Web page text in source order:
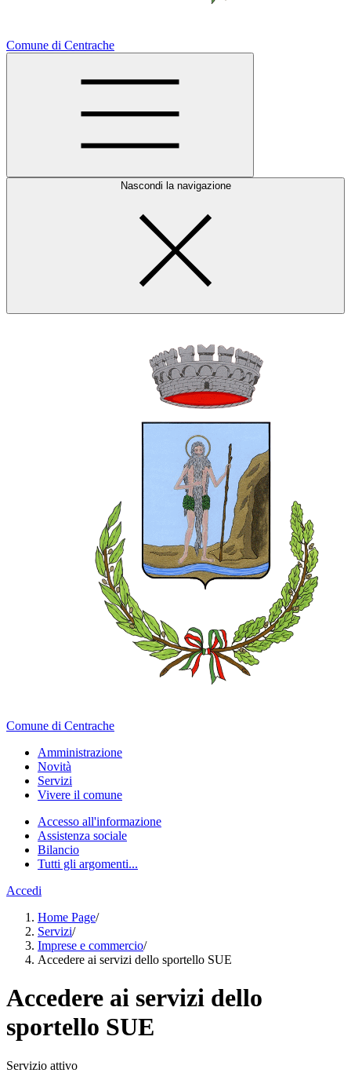
Comune di Centrache
Nascondi la navigazione
Comune di Centrache
Amministrazione
Novità
Servizi
Vivere il comune
Accesso all'informazione
Assistenza sociale
Bilancio
Tutti gli argomenti...
Accedi
Home Page/
Servizi/
Imprese e commercio/
Accedere ai servizi dello sportello SUE
Accedere ai servizi dello
sportello SUE
Servizio attivo